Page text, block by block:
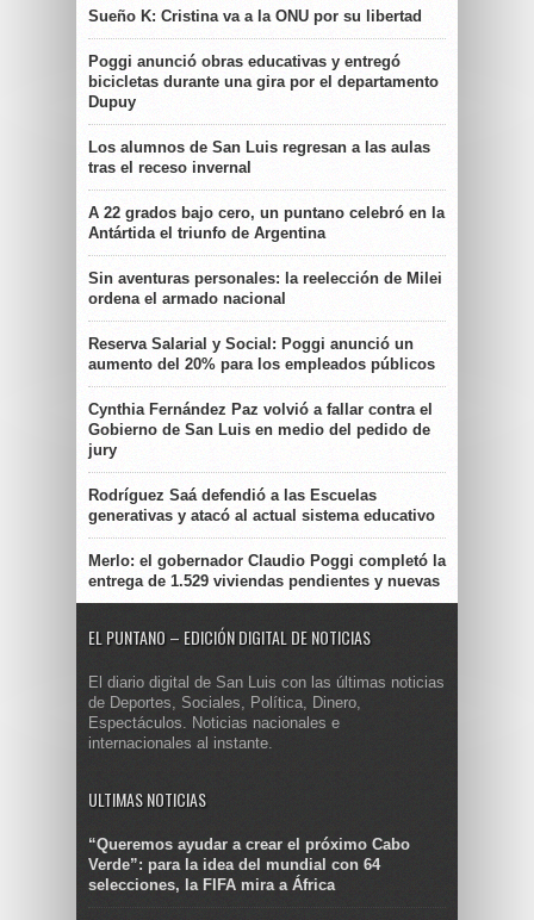
Sueño K: Cristina va a la ONU por su libertad
Poggi anunció obras educativas y entregó
bicicletas durante una gira por el departamento
Dupuy
Los alumnos de San Luis regresan a las aulas
tras el receso invernal
A 22 grados bajo cero, un puntano celebró en la
Antártida el triunfo de Argentina
Sin aventuras personales: la reelección de Milei
ordena el armado nacional
Reserva Salarial y Social: Poggi anunció un
aumento del 20% para los empleados públicos
Cynthia Fernández Paz volvió a fallar contra el
Gobierno de San Luis en medio del pedido de
jury
Rodríguez Saá defendió a las Escuelas
generativas y atacó al actual sistema educativo
Merlo: el gobernador Claudio Poggi completó la
entrega de 1.529 viviendas pendientes y nuevas
EL PUNTANO – EDICIÓN DIGITAL DE NOTICIAS
El diario digital de San Luis con las últimas noticias
de Deportes, Sociales, Política, Dinero,
Espectáculos. Noticias nacionales e
internacionales al instante.
ULTIMAS NOTICIAS
“Queremos ayudar a crear el próximo Cabo
Verde”: para la idea del mundial con 64
selecciones, la FIFA mira a África